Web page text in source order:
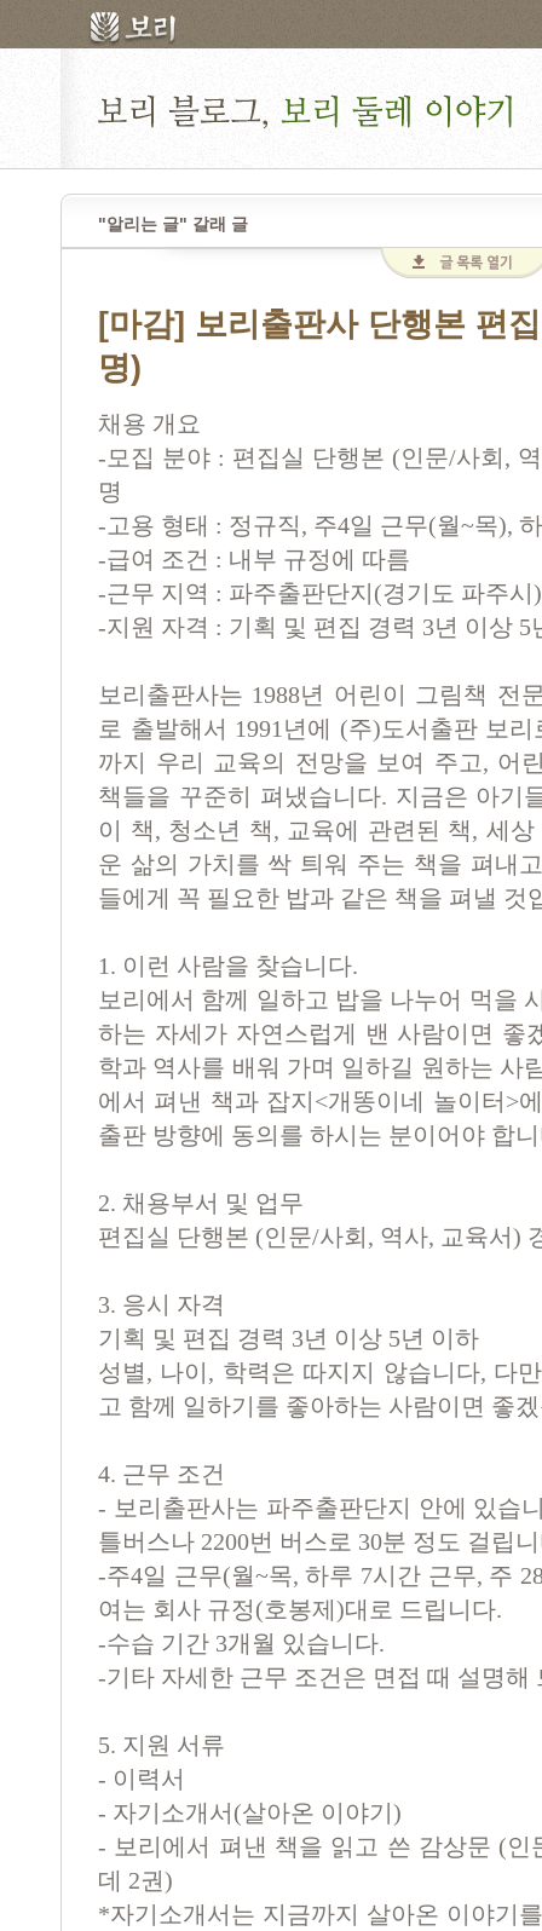
"알리는 글" 갈래 글
[마감] 보리출판사 단행본 편
명)
채용 개요
-모집 분야 : 편집실 단행본 (인문/사회 ,
명
-고용 형태 : 정규직, 주4일 근무(월~목),
-급여 조건 : 내부 규정에 따름
-근무 지역 : 파주출판단지 (경기도 파주시 )
-지원 자격 : 기획 및 편집 경력 3년 이상 5
보리출판사는 1988년 어린이 그림책 전
로 출발해서 1991 년에 (주)도서출판 보
까지 우리 교육의 전망을 보여 주고, 어
책들을 꾸준히 펴냈습니다. 지금은 아기
이 책, 청소년 책, 교육에 관련된 책, 세상
운 삶의 가치를 싹 틔워 주는 책을 펴내
들에게 꼭 필요한 밥과 같은 책을 펴낼 것
1. 이런 사람을 찾습니다.
보리에서 함께 일하고 밥을 나누어 먹을
하는 자세가 자연스럽게 밴 사람이면 좋
학과 역사를 배워 가며 일하길 원하는 사
에서 펴낸 책과 잡지 <개똥이네 놀이터 >
출판 방향에 동의를 하시는 분이어야 합
2. 채용부서 및 업무
편집실 단행본 (인문/사회 , 역사, 교육서)
3. 응시 자격
기획 및 편집 경력 3년 이상 5년 이하
성별, 나이 , 학력은 따지지 않습니다, 다
고 함께 일하기를 좋아하는 사람이면 좋
4. 근무 조건
- 보리출판사는 파주출판단지 안에 있습
틀버스나 2200번 버스로 30분 정도 걸립
-주4일 근무(월~목,하루 7시간 근무, 주
여는 회사 규정(호봉제 )대로 드립니다.
-수습 기간 3개월 있습니다.
-기타 자세한 근무 조건은 면접 때 설명해
5. 지원 서류
- 이력서
- 자기소개서 (살아온 이야기 )
- 보리에서 펴낸 책을 읽고 쓴 감상문 (인
데 2권)
*자기소개서는 지금까지 살아온 이야기